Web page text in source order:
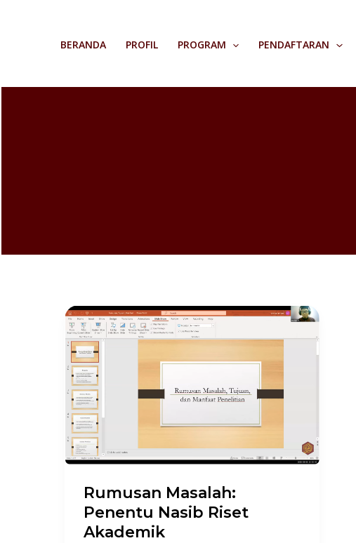
BERANDA PROFIL PROGRAM PENDAFTARAN
Rumusan Masalah:
Penentu Nasib Riset
Akademik
Rumusan
Masalah:
Penentu
Nasib
Riset
Akademik